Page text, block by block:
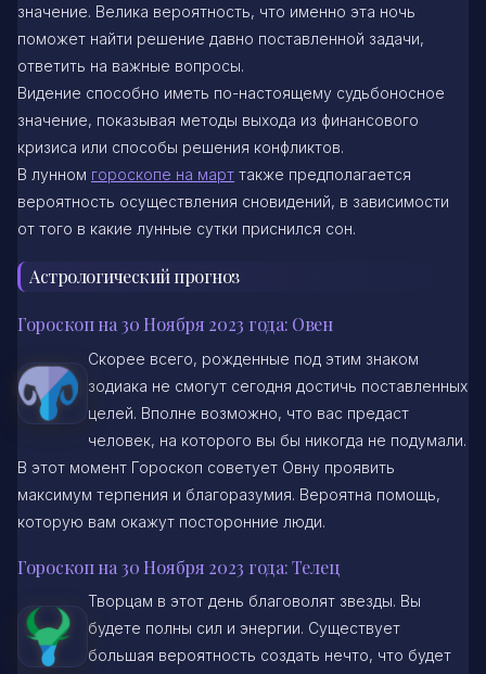
значение. Велика вероятность, что именно эта ночь
поможет найти решение давно поставленной задачи,
ответить на важные вопросы.
Видение способно иметь по-настоящему судьбоносное
значение, показывая методы выхода из финансового
кризиса или способы решения конфликтов.
В лунном гороскопе на март также предполагается
вероятность осуществления сновидений, в зависимости
от того в какие лунные сутки приснился сон.
Астрологический прогноз
Гороскоп на 30 Ноября 2023 года: Овен
Скорее всего, рожденные под этим знаком
зодиака не смогут сегодня достичь поставленных
целей. Вполне возможно, что вас предаст
человек, на которого вы бы никогда не подумали.
В этот момент Гороскоп советует Овну проявить
максимум терпения и благоразумия. Вероятна помощь,
которую вам окажут посторонние люди.
Гороскоп на 30 Ноября 2023 года: Телец
Творцам в этот день благоволят звезды. Вы
будете полны сил и энергии. Существует
большая вероятность создать нечто, что будет